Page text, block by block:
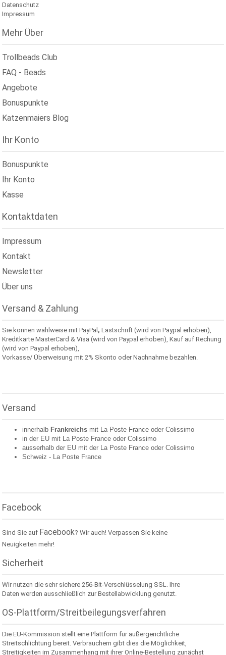
Datenschutz
Impressum
Mehr Über
Trollbeads Club
FAQ - Beads
Angebote
Bonuspunkte
Katzenmaiers Blog
Ihr Konto
Bonuspunkte
Ihr Konto
Kasse
Kontaktdaten
Impressum
Kontakt
Newsletter
Über uns
Versand & Zahlung
Sie können wahlweise mit PayPal,Lastschrift (wird von Paypal erhoben),
Kreditkarte MasterCard & Visa (wird von Paypal erhoben), Kauf auf Rechung
(wird von Paypal erhoben),
Vorkasse/ Überweisung mit 2% Skonto oder Nachnahme bezahlen.
Versand
innerhalb Frankreichs mit La Poste France oderColissimo
in der EU mit La Poste France oderColissimo
ausserhalb der EU mit der La Poste France oderColissimo
Schweiz - La Poste France
Facebook
Sind Sie auf Facebook? Wir auch! Verpassen Sie keine
Neuigkeiten mehr!
Sicherheit
Wir nutzen die sehr sichere 256-Bit-Verschlüsselung SSL. Ihre
Daten werden ausschließlich zur Bestellabwicklung genutzt.
OS-Plattform/Streitbeilegungsverfahren
Die EU-Kommission stellt eine Plattform für außergerichtliche
Streitschlichtung bereit. Verbrauchern gibt dies die Möglichkeit,
Streitigkeiten im Zusammenhang mit ihrer Online-Bestellung zunächst